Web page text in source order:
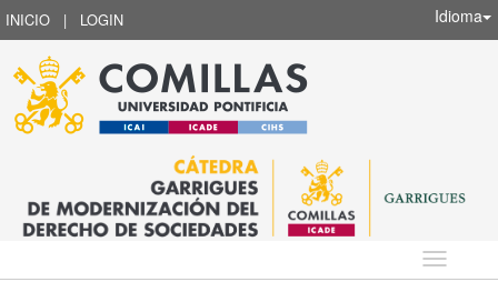
INICIO | LOGIN Idioma
Idioma